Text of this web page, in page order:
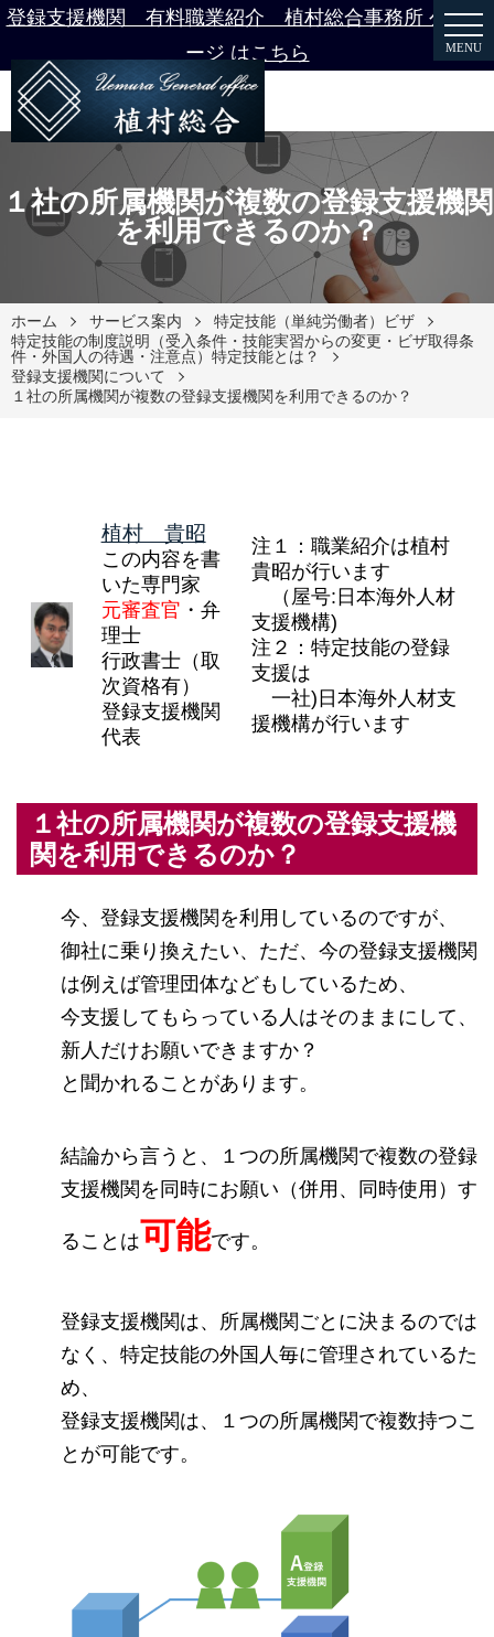
登録支援機関 有料職業紹介 植村総合事務所 公式ペ
ージ はこちら
MENU
１社の所属機関が複数の登録支援機関
を利用できるのか？
ホーム サービス案内
特定技能（単純労働者）ビザ
特定技能の制度説明（受入条件・技能実習からの変更・ビザ取得条
件・外国人の待遇・注意点）特定技能とは？
登録支援機関について
１社の所属機関が複数の登録支援機関を利用できるのか？
植村 貴昭
この内容を書
いた専門家
元審査官 ・弁
理士
行政書士（取
次資格有）
登録支援機関
代表
注１：職業紹介は植村
貴昭が行います
（屋号:日本海外人材
支援機構)
注２：特定技能の登録
支援は
一社)日本海外人材支
援機構が行います
１社の所属機関が複数の登録支援機
関を利用できるのか？
今、登録支援機関を利用しているのですが、
御社に乗り換えたい、ただ、今の登録支援機関
は例えば管理団体などもしているため、
今支援してもらっている人はそのままにして、
新人だけお願いできますか？
と聞かれることがあります。
結論から言うと、１つの所属機関で複数の登録
支援機関を同時にお願い（併用、同時使用）す
ることは可能です。
登録支援機関は、所属機関ごとに決まるのでは
なく、特定技能の外国人毎に管理されているた
め、
登録支援機関は、１つの所属機関で複数持つこ
とが可能です。